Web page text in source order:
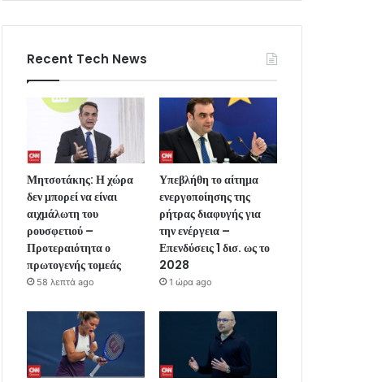
Recent Tech News
Μητσοτάκης: Η χώρα
δεν μπορεί να είναι
αιχμάλωτη του
ρουσφετιού –
Προτεραιότητα ο
πρωτογενής τομεάς
58 λεπτά ago
Υπεβλήθη το αίτημα
ενεργοποίησης της
ρήτρας διαφυγής για
την ενέργεια –
Επενδύσεις 1 δισ. ως το
2028
1 ώρα ago